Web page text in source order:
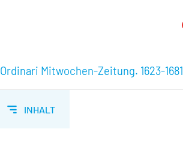
Ordinari Mitwochen-Zeitung. 1623-1681
INHALT